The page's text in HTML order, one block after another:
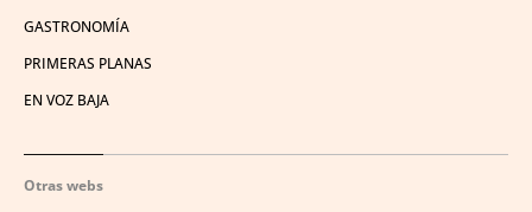
GASTRONOMÍA
PRIMERAS PLANAS
EN VOZ BAJA
Otras webs